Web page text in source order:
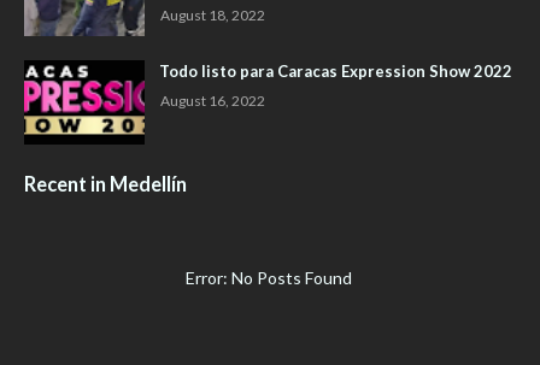
August 18, 2022
Todo listo para Caracas Expression Show 2022
August 16, 2022
Recent in Medellín
Error: No Posts Found